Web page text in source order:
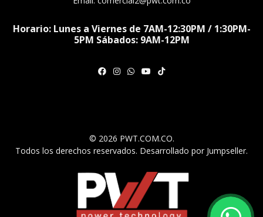
Horario: Lunes a Viernes de 7AM-12:30PM / 1:30PM-
5PM Sábados: 9AM-12PM
© 2026 PWT.COM.CO.
Todos los derechos reservados. Desarrollado por Jumpseller.